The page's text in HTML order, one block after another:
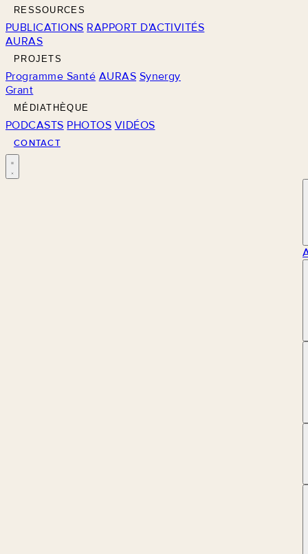
RESSOURCES
PUBLICATIONS RAPPORT D'ACTIVITÉS
AURAS
PROJETS
Programme Santé AURAS Synergy
Grant
MÉDIATHÈQUE
PODCASTS PHOTOS VIDÉOS
CONTACT